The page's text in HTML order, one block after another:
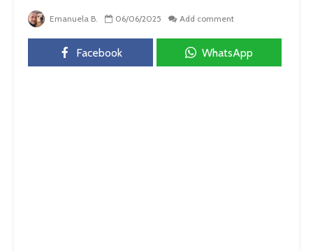
Emanuela B. 06/06/2025 Add comment
Facebook WhatsApp